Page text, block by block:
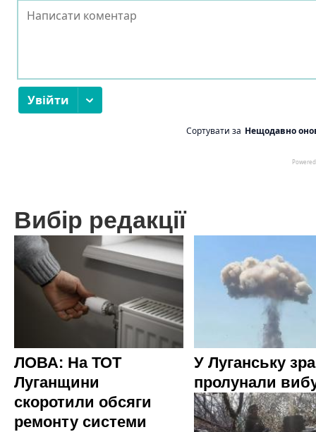
Вибір редакції
ЛОВА: На ТОТ
Луганщини
скоротили обсяги
ремонту системи
У Луганську
пролунали